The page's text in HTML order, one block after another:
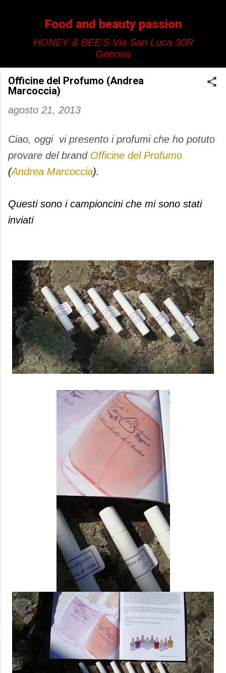
Food and beauty passion
HONEY & BEE'S Via San Luca 30R
Genova
Officine del Profumo (Andrea
Marcoccia)
agosto 21, 2013
Ciao, oggi vi presento i profumi che ho potuto
provare del brand Officine del Profumo
(Andrea Marcoccia).
Questi sono i campioncini che mi sono stati
inviati